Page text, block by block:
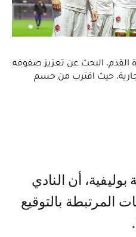
القدم، البحث عن تعزيز صفوفه
حيث اقترب من حسم
المرتبطة بالتوقيع